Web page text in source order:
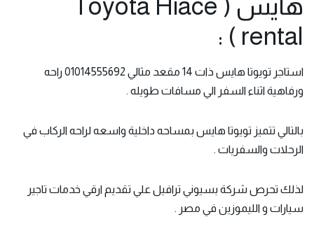
rental ) :
استاجر تويوتا هايس ذات 14 مقعد مثالي 01014555692 راحه
ورفاهية اثناء السفر الي مسافات طويله .
بالتالي تتميز تويوتا هايس بمساحه داخلية واسعه لراحه الركاب في
الرحلات والسفريات .
لذلك تحرص شركة بسيوني ترافيل علي تقديم ارقي خدمات تاجير
سيارات و الليموزين في مصر .